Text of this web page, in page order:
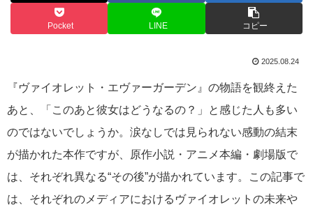
Pocket LINE コピー
2025.08.24
『ヴァイオレット・エヴァーガーデン』の物語を観終えた
あと、「このあと彼女はどうなるの？」と感じた人も多い
のではないでしょうか。涙なしでは見られない感動の結末
が描かれた本作ですが、原作小説・アニメ本編・劇場版で
は、それぞれ異なる“その後”が描かれています。この記事で
は、それぞれのメディアにおけるヴァイオレットの未来や